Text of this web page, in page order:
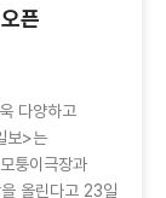
픈
다양하고
보>는
퉁이극장과
올린다고 23일